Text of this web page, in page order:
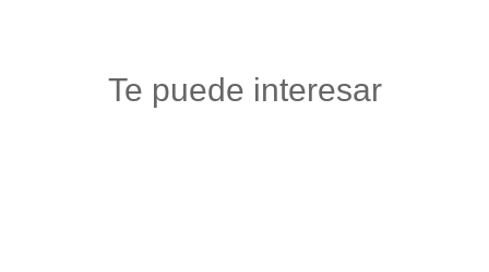
Te puede interesar